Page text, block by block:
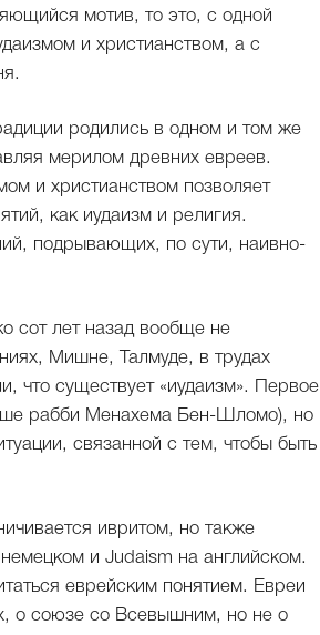
мотив, то это, с одной
и христианством, а с
родились в одном и том же
мерилом древних евреев.
и христианством позволяет
как иудаизм и религия.
подрывающих, по сути, наивно-
сот лет назад вообще не
Мишне, Талмуде, в трудах
что существует «иудаизм». Первое
рабби Менахема Бен-Шломо), но
связанной с тем, чтобы быть
ивритом, но также
и Judaism на английском.
еврейским понятием. Евреи
о союзе со Всевышним, но не о